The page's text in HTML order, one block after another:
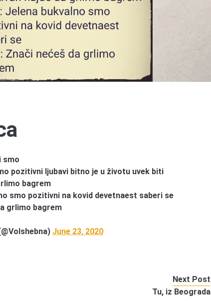
smo
pozitivni ljubavi bitno je u životu uvek biti
bagrem
smo pozitivni na kovid devetnaest saberi se
grlimo bagrem
June 23, 2020
Next Post
Tu, iz Beograda